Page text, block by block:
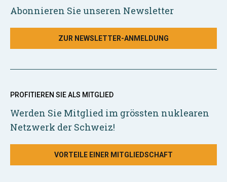
Abonnieren Sie unseren Newsletter
ZUR NEWSLETTER-ANMELDUNG
PROFITIEREN SIE ALS MITGLIED
Werden Sie Mitglied im grössten nuklearen
Netzwerk der Schweiz!
VORTEILE EINER MITGLIEDSCHAFT